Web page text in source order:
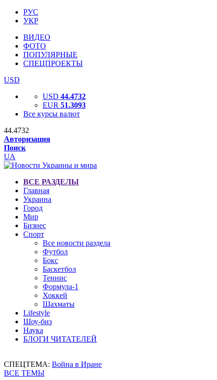
РУС
УКР
ВИДЕО
ФОТО
ПОПУЛЯРНЫЕ
СПЕЦПРОЕКТЫ
USD
USD 44.4732
EUR 51.3093
Все курсы валют
44.4732
Авторизация
Поиск
UA
ВСЕ РАЗДЕЛЫ
Главная
Украина
Город
Мир
Бизнес
Спорт
Все новости раздела
Футбол
Бокс
Баскетбол
Теннис
Формула-1
Хоккей
Шахматы
Lifestyle
Шоу-биз
Наука
БЛОГИ ЧИТАТЕЛЕЙ
СПЕЦТЕМА: Война в Иране
ВСЕ ТЕМЫ